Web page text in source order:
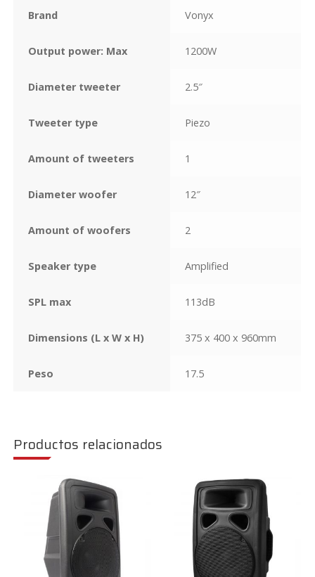
Brand Vonyx
Output power: Max 1200W
Diameter tweeter 2.5″
Tweeter type Piezo
Amount of tweeters 1
Diameter woofer 12″
Amount of woofers 2
Speaker type Amplified
SPL max 113dB
Dimensions (L x W x H) 375 x 400 x 960mm
Peso 17.5
Productos relacionados